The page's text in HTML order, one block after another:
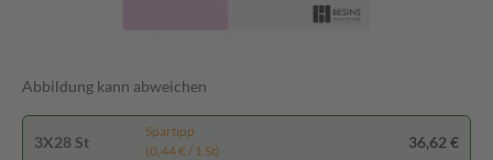
Abbildung kann abweichen
3X28 St
Spartipp
(0,44 € / 1 St)
36,62 €